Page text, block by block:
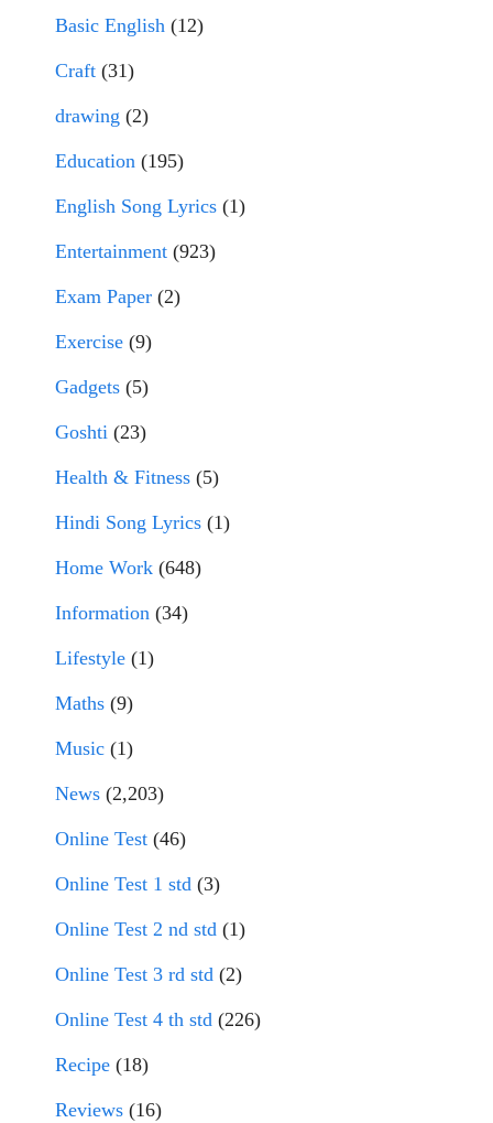
Basic English (12)
Craft (31)
drawing (2)
Education (195)
English Song Lyrics (1)
Entertainment (923)
Exam Paper (2)
Exercise (9)
Gadgets (5)
Goshti (23)
Health & Fitness (5)
Hindi Song Lyrics (1)
Home Work (648)
Information (34)
Lifestyle (1)
Maths (9)
Music (1)
News (2,203)
Online Test (46)
Online Test 1 std (3)
Online Test 2 nd std (1)
Online Test 3 rd std (2)
Online Test 4 th std (226)
Recipe (18)
Reviews (16)